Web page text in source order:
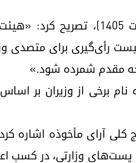
شاخوان عبدالله روز پنج‌شنبه، ۱۴ مه ۲۰۲۶ (۲۴
رأی‌گیری برای متصدی
مقدم شمرده شود.»
نام برخی از وزیران بر
آرای مأخوذه اشاره
وزارتی، در کسب